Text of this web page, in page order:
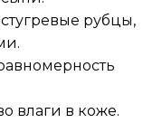
рубцы,
влаги в коже.